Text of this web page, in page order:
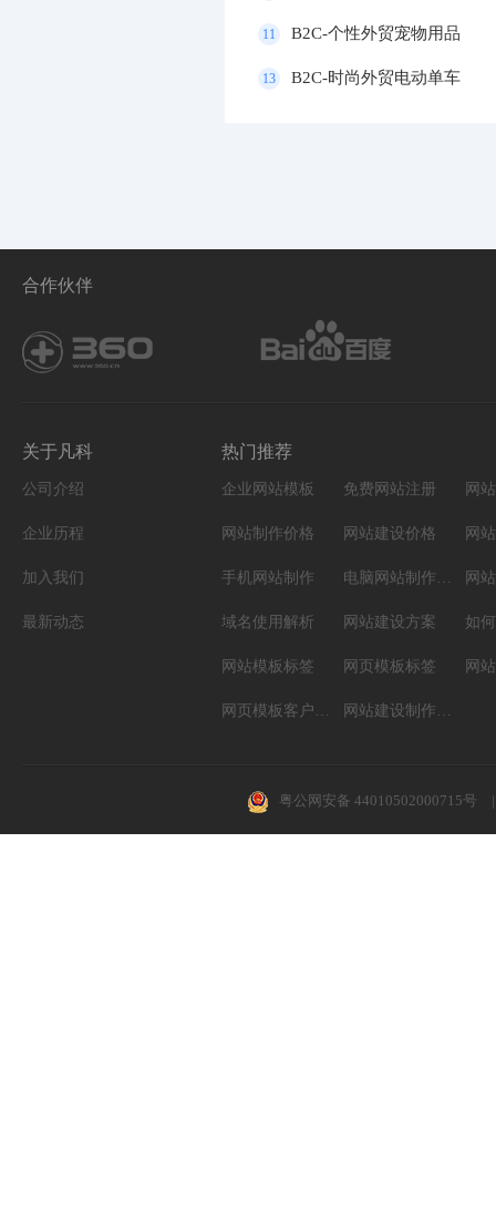
11 B2C-个性外贸宠物用品
13 B2C-时尚外贸电动单车
合作伙伴
关于凡科
公司介绍
企业历程
加入我们
最新动态
热门推荐
企业网站模板 免费网站注册 网
网站制作价格 网站建设价格 网
手机网站制作 电脑网站制作设计 网
域名使用解析 网站建设方案 如
网站模板标签 网页模板标签
网页模板客户案例 网站建设制作知识
粤公网安备 44010502000715号 |